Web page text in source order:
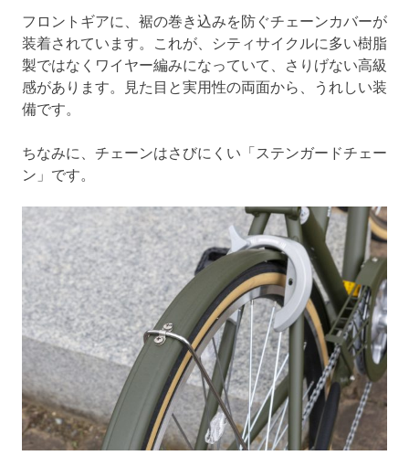
フロントギアに、裾の巻き込みを防ぐチェーンカバーが
装着されています。これが、シティサイクルに多い樹脂
製ではなくワイヤー編みになっていて、さりげない高級
感があります。見た目と実用性の両面から、うれしい装
備です。
ちなみに、チェーンはさびにくい「ステンガードチェー
ン」です。